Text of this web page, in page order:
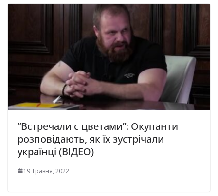
“Встречали с цветами”: Окупанти
розповідають, як їх зустрічали
українці (ВІДЕО)
19 Травня, 2022